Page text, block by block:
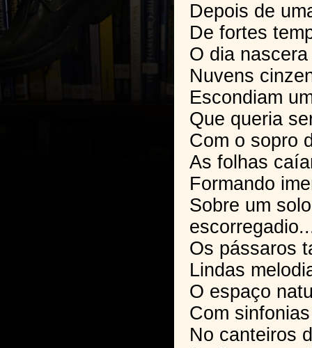
Depois de
De fortes
O dia
Nuvens
Escondiam
Que queria
Com o sopro
As folhas
Formando
Sobre um
Os pássaros
Lindas
O espaço
Com
No canteiros